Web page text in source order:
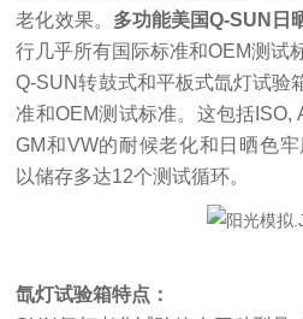
老化效果。 多功能美国Q-SUN日
行几乎所有国际标准和OEM测试
Q-SUN转鼓式和平板式氙灯试验
准和OEM测试标准。这包括ISO,
GM和VW的耐候老化和日晒色
以储存多达12个测试循环。
氙灯试验箱特点：